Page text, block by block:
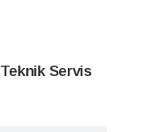
Teknik Servis